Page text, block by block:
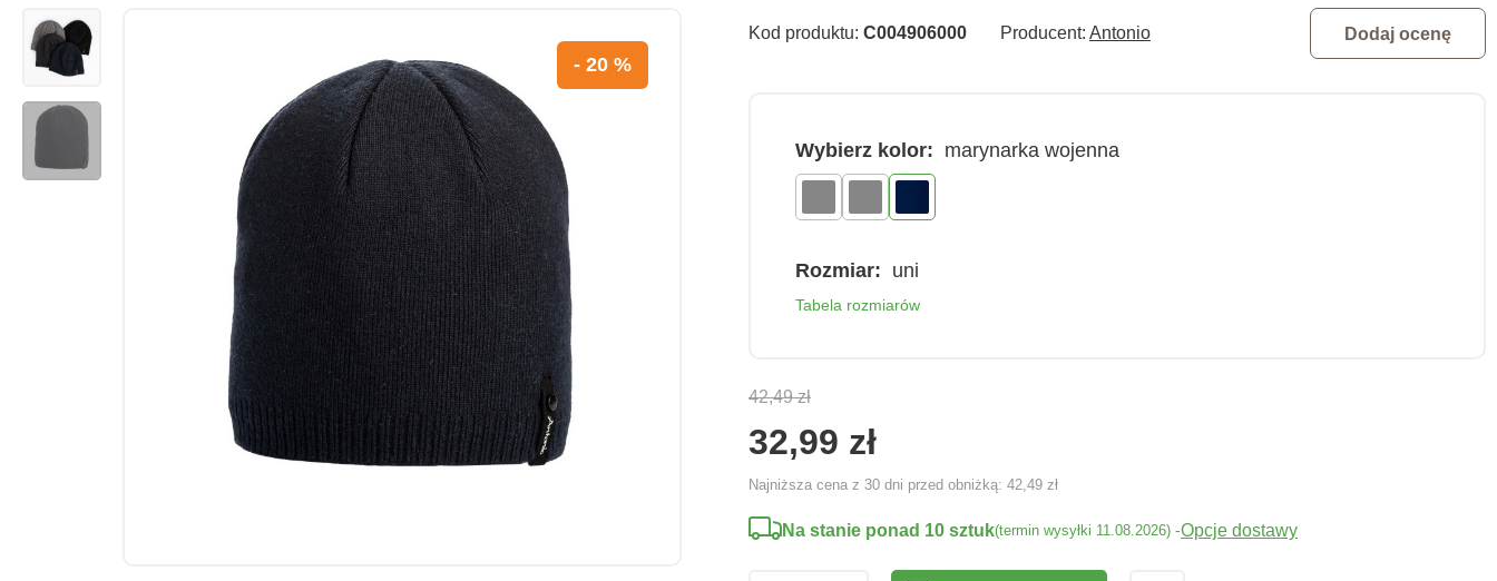
- 20 %
Kod produktu: C004906000 Producent: Antonio Dodaj ocenę
Wybierz kolor: marynarka wojenna
Rozmiar: uni
Tabela rozmiarów
42,49 zł
32,99 zł
Najniższa cena z 30 dni przed obniżką: 42,49 zł
Na stanie ponad 10 sztuk(termin wysyłki 11.08.2026) -Opcje dostawy